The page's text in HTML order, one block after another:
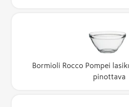
Bormioli Rocco Pompei
pinottava